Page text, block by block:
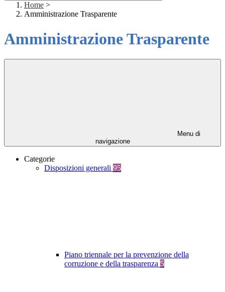
Home >
Amministrazione Trasparente
Amministrazione Trasparente
Menu di
navigazione
Categorie
Disposizioni generali 95
Piano triennale per la prevenzione della
corruzione e della trasparenza 5